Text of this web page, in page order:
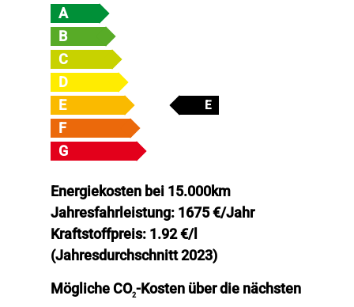
A
B
C
D
E
E
F
G
Energiekosten bei 15.000km
Jahresfahrleistung: 1675 €/Jahr
Kraftstoffpreis: 1.92 €/l
(Jahresdurchschnitt 2023)
Mögliche CO2-Kosten über die nächsten